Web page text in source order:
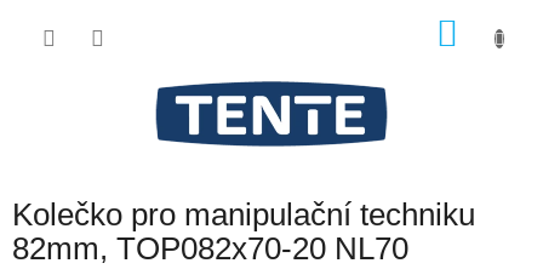
Kolečko pro manipulační techniku
82mm, TOP082x70-20 NL70